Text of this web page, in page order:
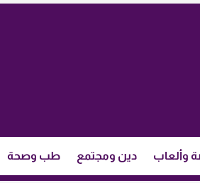
وألعاب دين ومجتمع طب وصحة